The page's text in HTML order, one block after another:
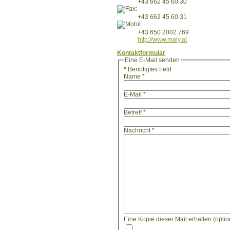
+43 662 45 60 30
+43 662 45 60 31
+43 650 2002 769
http://www.maly.at
Kontaktformular
Eine E-Mail senden
* Benötigtes Feld
Name *
E-Mail *
Betreff*
Nachricht*
Eine Kopie dieser Mail erhalten